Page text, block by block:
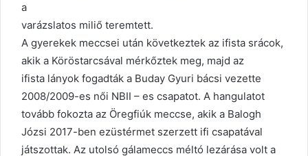
a
varázslatos miliő teremtett.
A gyerekek meccsei után következtek az ifista srácok,
akik a Köröstarcsával mérkőztek meg, majd az
ifista lányok fogadták a Buday Gyuri bácsi vezette
2008/2009-es női NBII – es csapatot. A hangulatot
tovább fokozta az Öregfiúk meccse, akik a Balogh
Józsi 2017-ben ezüstérmet szerzett ifi csapatával
játszottak. Az utolsó gálameccs méltó lezárása volt a